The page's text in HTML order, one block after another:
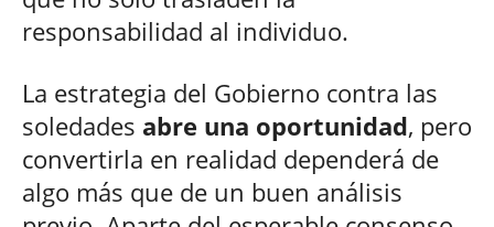
responsabilidad al individuo.
La estrategia del Gobierno contra las
soledades abre una oportunidad, pero
convertirla en realidad dependerá de
algo más que de un buen análisis